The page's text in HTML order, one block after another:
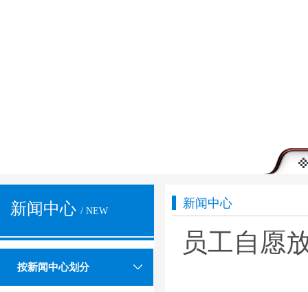
新闻中心 / NEW
按新闻中心划分
新闻中心
员工自愿